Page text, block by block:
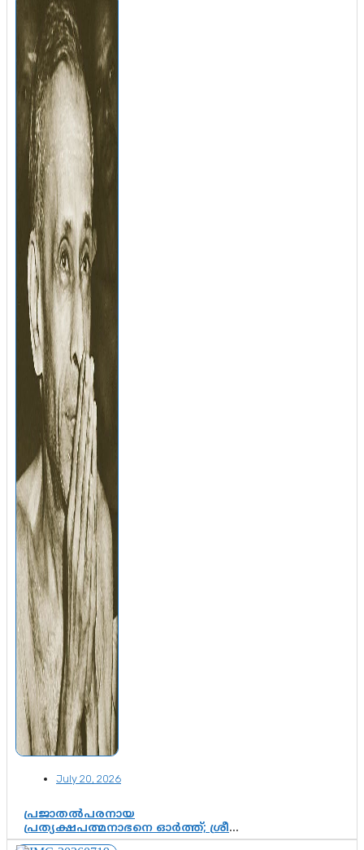
കിരീടധാരണത്തിനിടെ
ശ്രദ്ധാകേന്ദ്രമായി മൂന്ന് വയസ്സുകാരൻ
ചുണക്കുട്ടൻ
July 20, 2026
പ്രജാതൽപരനായ
പ്രത്യക്ഷപത്മനാഭനെ ഓർത്ത്; ശ്രീ
ചിത്തിര തിരുനാൾ മഹാരാജാവിന്റെ